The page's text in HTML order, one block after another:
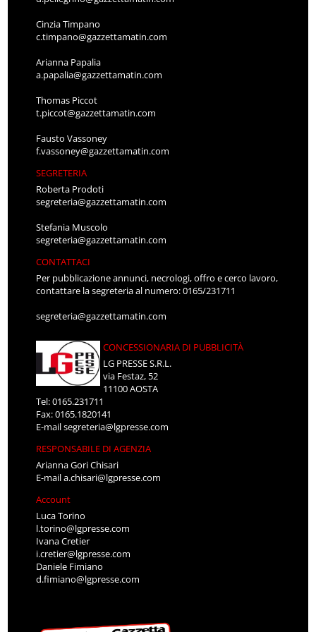
Cinzia Timpano
c.timpano@gazzettamatin.com
Arianna Papalia
a.papalia@gazzettamatin.com
Thomas Piccot
t.piccot@gazzettamatin.com
Fausto Vassoney
f.vassoney@gazzettamatin.com
SEGRETERIA
Roberta Prodoti
segreteria@gazzettamatin.com
Stefania Muscolo
segreteria@gazzettamatin.com
CONTATTACI
Per pubblicazione annunci, necrologi, offro e cerco lavoro,
contattare la segreteria al numero: 0165/231711
segreteria@gazzettamatin.com
CONCESSIONARIA DI PUBBLICITÀ
LG PRESSE S.R.L.
via Festaz, 52
11100 AOSTA
Tel: 0165.231711
Fax: 0165.1820141
E-mailsegreteria@lgpresse.com
RESPONSABILE DI AGENZIA
Arianna Gori Chisari
E-maila.chisari@lgpresse.com
Account
Luca Torino
l.torino@lgpresse.com
Ivana Cretier
i.cretier@lgpresse.com
Daniele Fimiano
d.fimiano@lgpresse.com